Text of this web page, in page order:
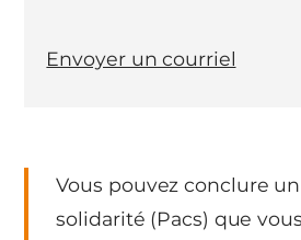
Vous pouvez conclure
solidarité (Pacs) que
Envoyer un courriel